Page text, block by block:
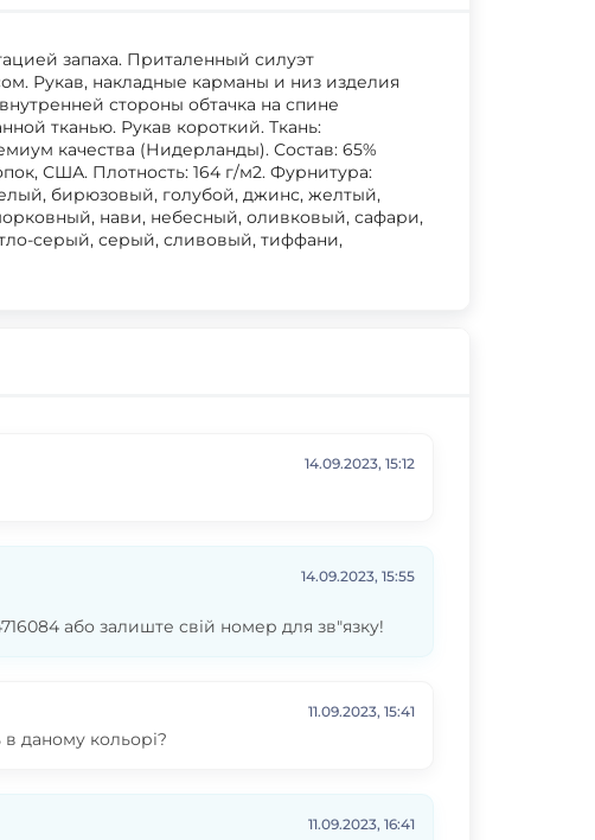
запаха. Приталенный силуэт
Рукав, накладные карманы и низ изделия
стороны обтачка на спине
тканью. Рукав короткий. Ткань:
качества (Нидерланды). Состав: 65%
США. Плотность: 164 г/м2. Фурнитура:
бирюзовый, голубой, джинс, желтый,
нави, небесный, оливковый, сафари,
серый, серый, сливовый, тиффани,
14.09.2023, 15:12
14.09.2023, 15:55
або залиште свій номер для зв"язку!
11.09.2023, 15:41
даному кольорі?
11.09.2023, 16:41